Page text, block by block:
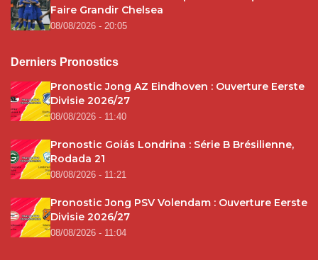
Faire Grandir Chelsea
08/08/2026 - 20:05
Derniers Pronostics
Pronostic Jong AZ Eindhoven : Ouverture Eerste
Divisie 2026/27
08/08/2026 - 11:40
Pronostic Goiás Londrina : Série B Brésilienne,
Rodada 21
08/08/2026 - 11:21
Pronostic Jong PSV Volendam : Ouverture Eerste
Divisie 2026/27
08/08/2026 - 11:04